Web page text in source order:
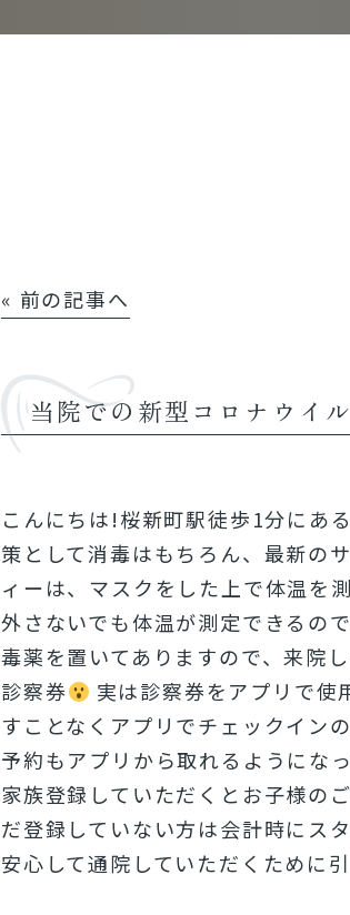
« 前の記事へ
当院での新型コロナウ
こんにちは!桜新町駅徒歩1分にあ
策として消毒はもちろん、最新の
ィーは、マスクをした上で体温を
外さないでも体温が測定できるの
毒薬を置いてありますので、来院
診察券
実は診察券をアプリで使
すことなくアプリでチェックイン
予約もアプリから取れるようにな
家族登録していただくとお子様の
だ登録していない方は会計時にス
安心して通院していただくために